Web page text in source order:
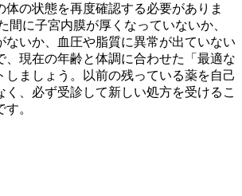
体の状態を再度確認する必要がありま
間に子宮内膜が厚くなっていないか、
ないか、血圧や脂質に異常が出ていない
、現在の年齢と体調に合わせた「最適な
しましょう。以前の残っている薬を自己
く、必ず受診して新しい処方を受けるこ
。